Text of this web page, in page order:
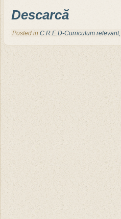
Descarcă
Posted in C.R.E.D-Curriculum